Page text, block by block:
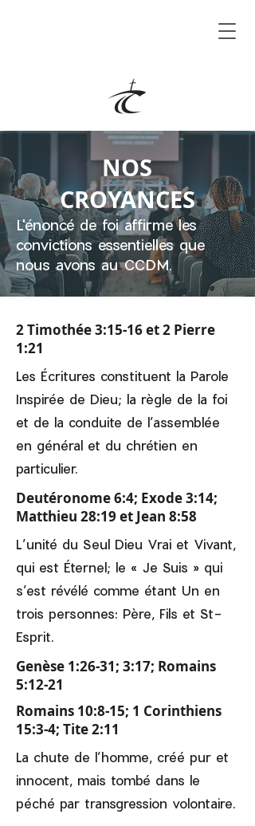
NOS
CROYANCES
L'énoncé de foi affirme les
convictions essentielles que
nous avons au CCDM.
2 Timothée 3:15-16 et 2 Pierre
1:21
Les Écritures constituent la Parole
Inspirée de Dieu; la règle de la foi
et de la conduite de l’assemblée
en général et du chrétien en
particulier.
Deutéronome 6:4; Exode 3:14;
Matthieu 28:19 et Jean 8:58
L’unité du Seul Dieu Vrai et Vivant,
qui est Éternel; le « Je Suis » qui
s’est révélé comme étant Un en
trois personnes: Père, Fils et St-
Esprit.
Genèse 1:26-31; 3:17; Romains
5:12-21
Romains 10:8-15; 1 Corinthiens
15:3-4; Tite 2:11
La chute de l’homme, créé pur et
innocent, mais tombé dans le
péché par transgression volontaire.